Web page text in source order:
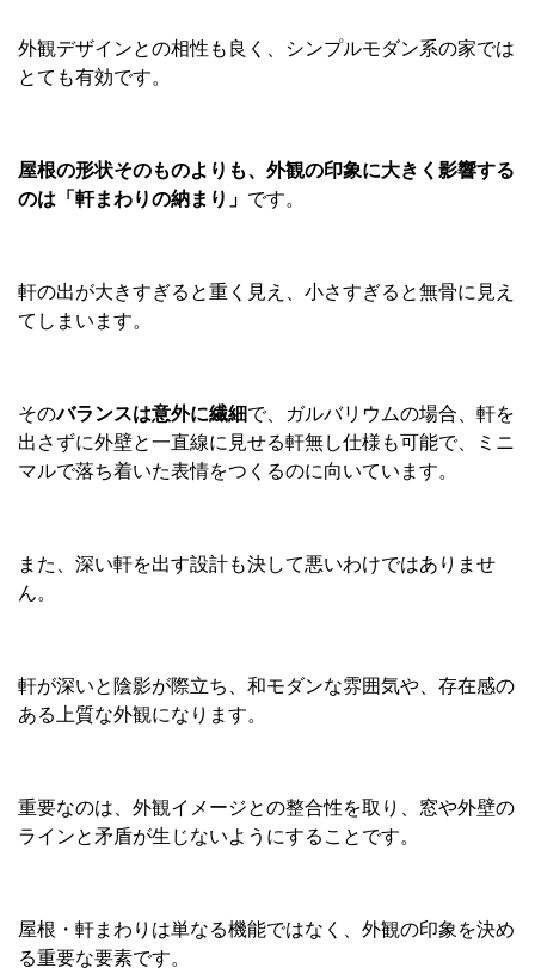
外観デザインとの相性も良く、シンプルモダン系の家では
とても有効です。
屋根の形状そのものよりも、外観の印象に大きく影響する
のは「軒まわりの納まり」 です。
軒の出が大きすぎると重く見え、小さすぎると無骨に見え
てしまいます。
そのバランスは意外に繊細で、ガルバリウムの場合、軒を
出さずに外壁と一直線に見せる軒無し仕様も可能で、ミニ
マルで落ち着いた表情をつくるのに向いています。
また、深い軒を出す設計も決して悪いわけではありませ
ん。
軒が深いと陰影が際立ち、和モダンな雰囲気や、存在感の
ある上質な外観になります。
重要なのは、外観イメージとの整合性を取り、窓や外壁の
ラインと矛盾が生じないようにすることです。
屋根・軒まわりは単なる機能ではなく、外観の印象を決め
る重要な要素です。